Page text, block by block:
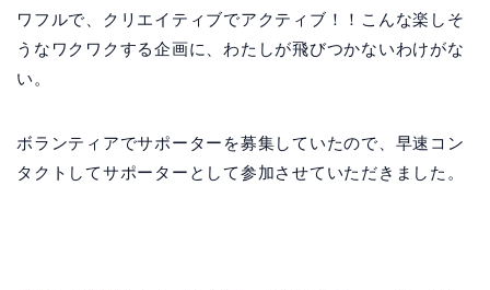
ワフルで、クリエイティブでアクティブ！！こんな楽しそ
うなワクワクする企画に、わたしが飛びつかないわけがな
い。
ボランティアでサポーターを募集していたので、早速コン
タクトしてサポーターとして参加させていただきました。